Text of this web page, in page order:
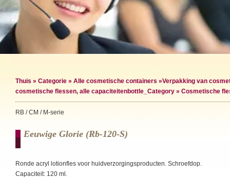
Thuis » Categorie » Alle cosmetische containers »Verpakking van
cosmetische flessen, alle capaciteitenbottle_Category » Cosmetische
RB / CM / M-serie
Eeuwige Glorie (rb-120-S)
Ronde acryl lotionfles voor huidverzorgingsproducten. Schroefdop.
Capaciteit: 120 ml.